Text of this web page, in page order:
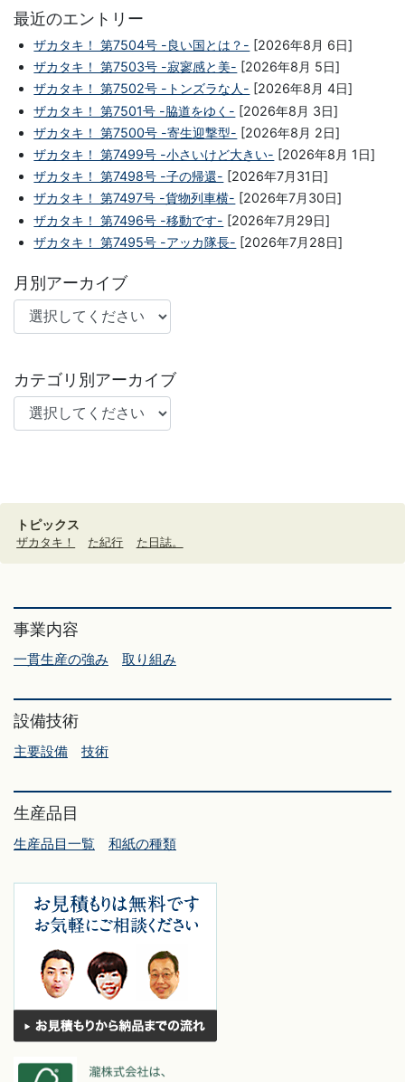
最近のエントリー
ザカタキ！ 第7504号 -良い国とは？- [2026年8月 6日]
ザカタキ！ 第7503号 -寂寥感と美- [2026年8月 5日]
ザカタキ！ 第7502号 -トンズラな人- [2026年8月 4日]
ザカタキ！ 第7501号 -脇道をゆく- [2026年8月 3日]
ザカタキ！ 第7500号 -寄生迎撃型- [2026年8月 2日]
ザカタキ！ 第7499号 -小さいけど大きい- [2026年8月 1日]
ザカタキ！ 第7498号 -子の帰還- [2026年7月31日]
ザカタキ！ 第7497号 -貨物列車横- [2026年7月30日]
ザカタキ！ 第7496号 -移動です- [2026年7月29日]
ザカタキ！ 第7495号 -アッカ隊長- [2026年7月28日]
月別アーカイブ
カテゴリ別アーカイブ
トピックス
ザカタキ！ た紀行 た日誌。
事業内容
一貫生産の強み 取り組み
設備技術
主要設備 技術
生産品目
生産品目一覧 和紙の種類